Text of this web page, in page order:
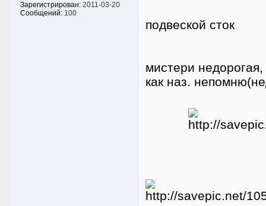
Зарегистрирован: 2011-03-20
Сообщений: 100
мистери
как наз.